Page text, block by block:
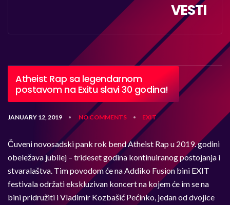
VESTI
Atheist Rap sa legendarnom
postavom na Exitu slavi 30 godina!
JANUARY 12, 2019 • NO COMMENTS • EXIT
Čuveni novosadski pank rok bend Atheist Rap u 2019. godini
obeležava jubilej – trideset godina kontinuiranog postojanja i
stvaralaštva. Tim povodom će na Addiko Fusion bini EXIT
festivala održati ekskluzivan koncert na kojem će im se na
bini pridružiti i Vladimir Kozbašić Pećinko, jedan od dvojice